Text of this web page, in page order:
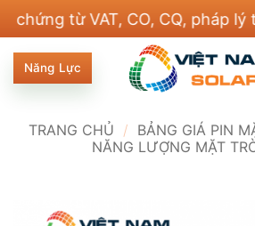
nội
dung
từ VAT, CO, CQ, pháp lý thi
Năng Lực
TRANG CHỦ / BẢNG GIÁ PIN
NĂNG LƯỢNG MẶT